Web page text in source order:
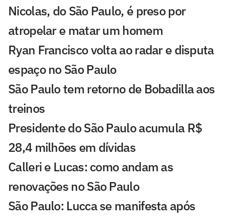
Nicolas, do São Paulo, é preso por
atropelar e matar um homem
Ryan Francisco volta ao radar e disputa
espaço no São Paulo
São Paulo tem retorno de Bobadilla aos
treinos
Presidente do São Paulo acumula R$
28,4 milhões em dívidas
Calleri e Lucas: como andam as
renovações no São Paulo
São Paulo: Lucca se manifesta após